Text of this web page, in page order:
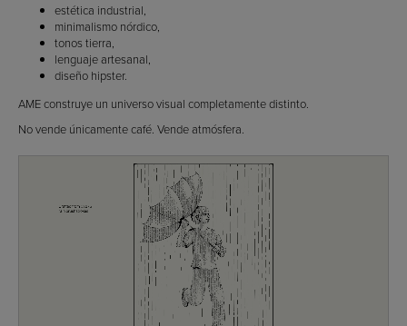
estética industrial,
minimalismo nórdico,
tonos tierra,
lenguaje artesanal,
diseño hipster.
AME construye un universo visual completamente distinto.
No vende únicamente café. Vende atmósfera.